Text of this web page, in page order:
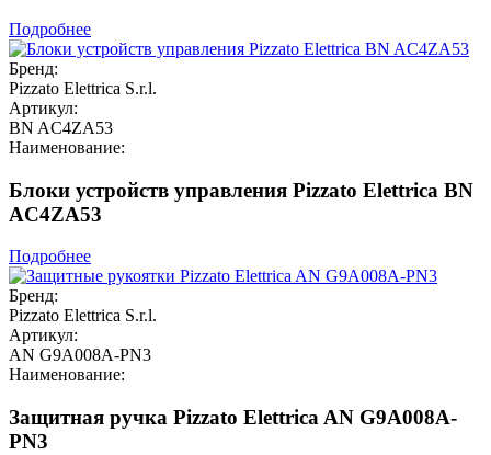
Подробнее
Бренд:
Pizzato Elettrica S.r.l.
Артикул:
BN AC4ZA53
Наименование:
Блоки устройств управления Pizzato Elettrica BN
AC4ZA53
Подробнее
Бренд:
Pizzato Elettrica S.r.l.
Артикул:
AN G9A008A-PN3
Наименование:
Защитная ручка Pizzato Elettrica AN G9A008A-
PN3